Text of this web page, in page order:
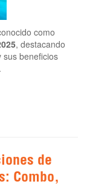
como
, destacando
sus beneficios
de
Combo,